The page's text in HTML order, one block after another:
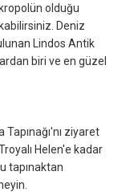
olduğu
Deniz
Lindos Antik
biri ve en güzel
ziyaret
Helen'e kadar
tapınaktan